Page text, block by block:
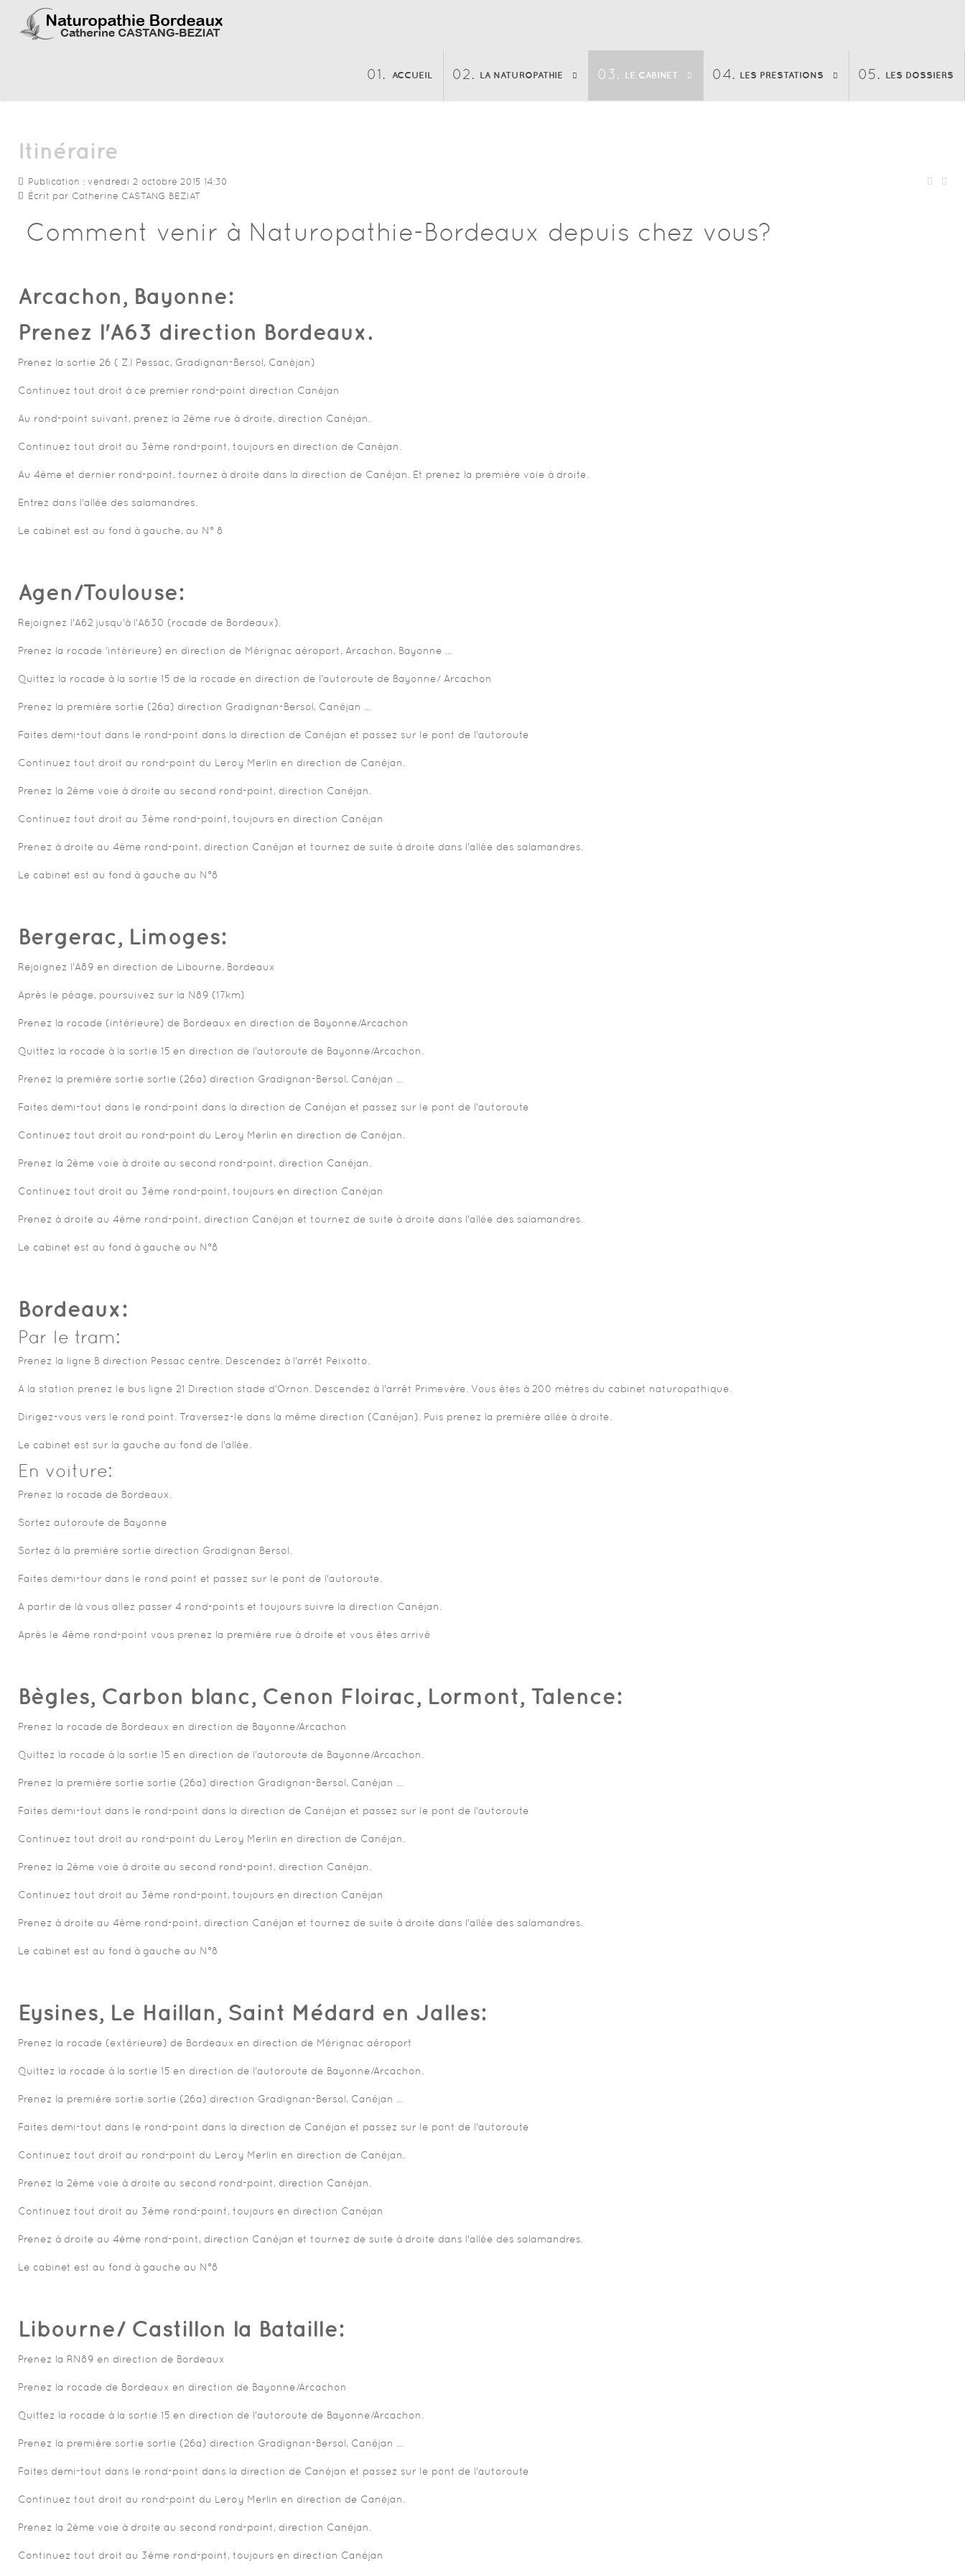
ACCUEIL LA NATUROPATHIE LE CABINET LES PRESTATIONS LES DOSSIERS
Itinéraire
Publication : vendredi 2 octobre 2015 14:30
Écrit par Catherine CASTANG BEZIAT
Comment venir à Naturopathie-Bordeaux depuis chez vous?
Arcachon, Bayonne:
Prenez l'A63 direction Bordeaux.
Prenez la sortie 26 ( Z.I Pessac, Gradignan-Bersol, Canéjan)
Continuez tout droit à ce premier rond-point direction Canéjan
Au rond-point suivant, prenez la 2ème rue à droite, direction Canéjan.
Continuez tout droit au 3ème rond-point, toujours en direction de Canéjan.
Au 4ème et dernier rond-point, tournez à droite dans la direction de Canéjan. Et prenez la première voie à droite.
Entrez dans l'allée des salamandres.
Le cabinet est au fond à gauche, au N° 8
Agen/Toulouse:
Rejoignez l'A62 jusqu'à l'A630 (rocade de Bordeaux).
Prenez la rocade 'intérieure) en direction de Mérignac aéroport, Arcachon, Bayonne ...
Quittez la rocade à la sortie 15 de la rocade en direction de l'autoroute de Bayonne/ Arcachon
Prenez la première sortie (26a) direction Gradignan-Bersol, Canéjan ...
Faites demi-tout dans le rond-point dans la direction de Canéjan et passez sur le pont de l'autoroute
Continuez tout droit au rond-point du Leroy Merlin en direction de Canéjan.
Prenez la 2ème voie à droite au second rond-point, direction Canéjan.
Continuez tout droit au 3ème rond-point, toujours en direction Canéjan
Prenez à droite au 4ème rond-point, direction Canéjan et tournez de suite à droite dans l'allée des salamandres.
Le cabinet est au fond à gauche au N°8
Bergerac, Limoges:
Rejoignez l'A89 en direction de Libourne, Bordeaux
Après le péage, poursuivez sur la N89 (17km)
Prenez la rocade (intérieure) de Bordeaux en direction de Bayonne/Arcachon
Quittez la rocade à la sortie 15 en direction de l'autoroute de Bayonne/Arcachon.
Prenez la première sortie sortie (26a) direction Gradignan-Bersol, Canéjan ...
Faites demi-tout dans le rond-point dans la direction de Canéjan et passez sur le pont de l'autoroute
Continuez tout droit au rond-point du Leroy Merlin en direction de Canéjan.
Prenez la 2ème voie à droite au second rond-point, direction Canéjan.
Continuez tout droit au 3ème rond-point, toujours en direction Canéjan
Prenez à droite au 4ème rond-point, direction Canéjan et tournez de suite à droite dans l'allée des salamandres.
Le cabinet est au fond à gauche au N°8
Bordeaux:
Par le tram:
Prenez la ligne B direction Pessac centre. Descendez à l'arrêt Peixotto.
A la station prenez le bus ligne 21 Direction stade d'Ornon. Descendez à l'arrêt Primevère. Vous êtes à 200 mètres du cabinet naturopathique.
Dirigez-vous vers le rond point. Traversez-le dans la même direction (Canéjan). Puis prenez la première allée à droite.
Le cabinet est sur la gauche au fond de l'allée.
En voiture:
Prenez la rocade de Bordeaux.
Sortez autoroute de Bayonne
Sortez à la première sortie direction Gradignan Bersol.
Faites demi-tour dans le rond point et passez sur le pont de l'autoroute.
A partir de là vous allez passer 4 rond-points et toujours suivre la direction Canéjan.
Après le 4ème rond-point vous prenez la première rue à droite et vous êtes arrivé
Bègles, Carbon blanc, Cenon Floirac, Lormont, Talence:
Prenez la rocade de Bordeaux en direction de Bayonne/Arcachon
Quittez la rocade à la sortie 15 en direction de l'autoroute de Bayonne/Arcachon.
Prenez la première sortie sortie (26a) direction Gradignan-Bersol, Canéjan ...
Faites demi-tout dans le rond-point dans la direction de Canéjan et passez sur le pont de l'autoroute
Continuez tout droit au rond-point du Leroy Merlin en direction de Canéjan.
Prenez la 2ème voie à droite au second rond-point, direction Canéjan.
Continuez tout droit au 3ème rond-point, toujours en direction Canéjan
Prenez à droite au 4ème rond-point, direction Canéjan et tournez de suite à droite dans l'allée des salamandres.
Le cabinet est au fond à gauche au N°8
Eysines, Le Haillan, Saint Médard en Jalles:
Prenez la rocade (extérieure) de Bordeaux en direction de Mérignac aéroport
Quittez la rocade à la sortie 15 en direction de l'autoroute de Bayonne/Arcachon.
Prenez la première sortie sortie (26a) direction Gradignan-Bersol, Canéjan ...
Faites demi-tout dans le rond-point dans la direction de Canéjan et passez sur le pont de l'autoroute
Continuez tout droit au rond-point du Leroy Merlin en direction de Canéjan.
Prenez la 2ème voie à droite au second rond-point, direction Canéjan.
Continuez tout droit au 3ème rond-point, toujours en direction Canéjan
Prenez à droite au 4ème rond-point, direction Canéjan et tournez de suite à droite dans l'allée des salamandres.
Le cabinet est au fond à gauche au N°8
Libourne/ Castillon la Bataille:
Prenez la RN89 en direction de Bordeaux
Prenez la rocade de Bordeaux en direction de Bayonne/Arcachon
Quittez la rocade à la sortie 15 en direction de l'autoroute de Bayonne/Arcachon.
Prenez la première sortie sortie (26a) direction Gradignan-Bersol, Canéjan ...
Faites demi-tout dans le rond-point dans la direction de Canéjan et passez sur le pont de l'autoroute
Continuez tout droit au rond-point du Leroy Merlin en direction de Canéjan.
Prenez la 2ème voie à droite au second rond-point, direction Canéjan.
Continuez tout droit au 3ème rond-point, toujours en direction Canéjan